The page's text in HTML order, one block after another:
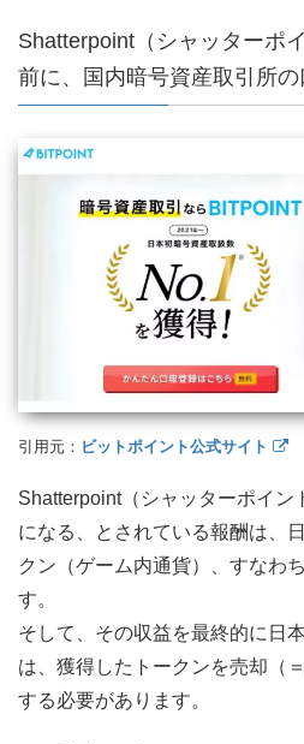
Shatterpoint（シャッターポ
前に、国内暗号資産取引所
引用元： ビットポイント公式サイト
Shatterpoint（シャッターポイン
になる、とされている報酬は、
クン（ゲーム内通貨）、すなわ
す。
そして、その収益を最終的に日
は、獲得したトークンを売却（
する必要があります。